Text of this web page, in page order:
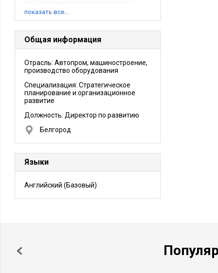
самым привлекательным в Европе ценам и
удовлетворение запросов потребителя.
показать все…
Общая информация
Отрасль: Автопром, машиностроение,
производство оборудования
Специализация: Стратегическое
планирование и организационное
развитие
Должность: Директор по развитию
Белгород
Языки
Английский (Базовый)